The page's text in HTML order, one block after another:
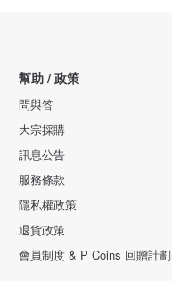
幫助 / 政策
問與答
大宗採購
訊息公告
服務條款
隱私權政策
退貨政策
會員制度 & P Coins 回贈計劃